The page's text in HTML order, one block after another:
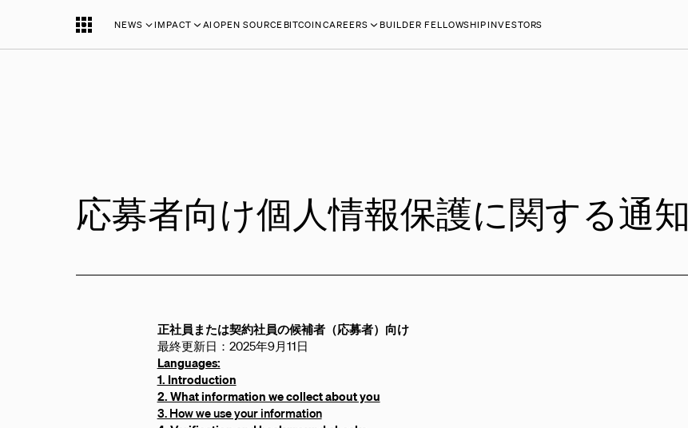
NEWS IMPACT AI OPEN SOURCEBITCOINCAREERS BUILDER FELLOWSHIPINVESTORS
応募者向け個人情報保護に関する通知
正社員または契約社員の候補者（応募者）向け
最終更新日：2025年9月11日
Languages:
1. Introduction
2. What information we collect about you
3. How we use your information